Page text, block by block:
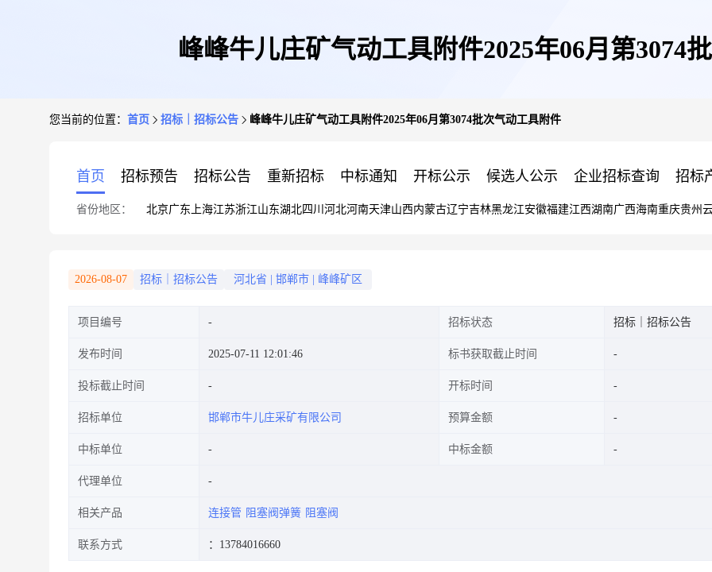
峰峰牛儿庄矿气动工具附件2025年06月第3074
您当前的位置： 首页 招标｜招标公告 峰峰牛儿庄矿气动工具附件2025年06月第3074批次气动工具附件
首页 招标预告 招标公告 重新招标 中标通知 开标公示 候选人公示 企业招标查询 招标
省份地区： 北京广东 上海江苏浙江山东湖北四川 河北河南天津山西内蒙古辽宁吉林黑龙江安徽福建江西湖南广西海南重庆贵州
2026-08-07 招标｜招标公告 河北省 邯郸市 峰峰矿区
项目编号 招标状态 招标｜招标公告
发布时间 2025-07-11 12:01:46 标书获取截止时间
投标截止时间 开标时间
招标单位 邯郸市牛儿庄采矿有限公司 预算金额
中标单位 中标金额
代理单位
相关产品 连接管 阻塞阀弹簧 阻塞阀
联系方式 ：13784016660